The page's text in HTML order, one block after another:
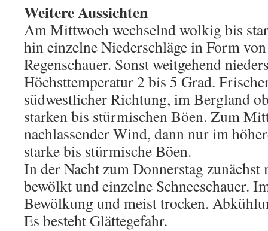
Weitere Aussichten
Am Mittwoch wechselnd wolkig bis
hin einzelne Niederschläge in Form
Regenschauer. Sonst weitgehend
Höchsttemperatur 2 bis 5 Grad.
südwestlicher Richtung, im Bergland
starken bis stürmischen Böen. Zum
nachlassender Wind, dann nur im
starke bis stürmische Böen.
In der Nacht zum Donnerstag zunächst
bewölkt und einzelne Schneeschauer.
Bewölkung und meist trocken.
Es besteht Glättegefahr.